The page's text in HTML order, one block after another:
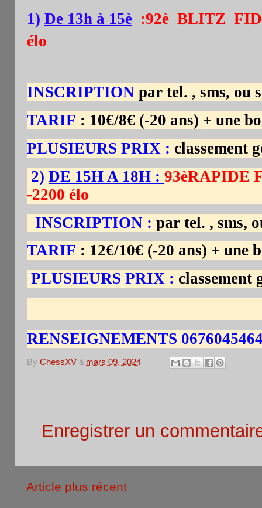
1) De 13h à 15è :92è BLITZ
élo
INSCRIPTION par tel. , sms, ou
TARIF : 10€/8€ (-20 ans) + une
PLUSIEURS PRIX : classement
2) DE 15H A 18H : 93èRAPIDE
-2200 élo
INSCRIPTION : par tel. , sms,
TARIF : 12€/10€ (-20 ans) + une
PLUSIEURS PRIX : classement
RENSEIGNEMENTS
By ChessXV à mars 09, 2024
Enregistrer un
Article plus récent